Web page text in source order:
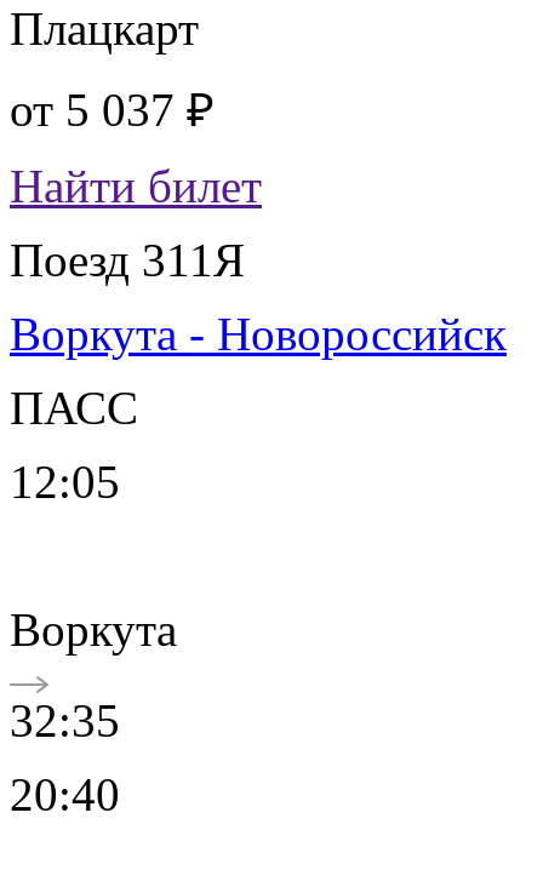
Плацкарт
от 5 037 ₽
Найти билет
Поезд 311Я
Воркута - Новороссийск
ПАСС
12:05
Воркута
32:35
20:40